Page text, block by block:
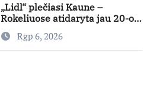
„Lidl“ plečiasi Kaune –
Rokeliuose atidaryta jau 20-oji
parduotuvė mieste
Rgp 6, 2026